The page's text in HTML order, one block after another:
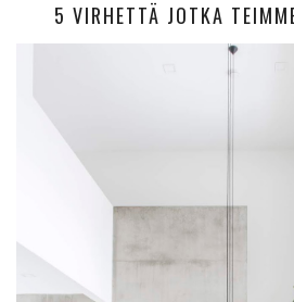
5 VIRHETTÄ JOTKA